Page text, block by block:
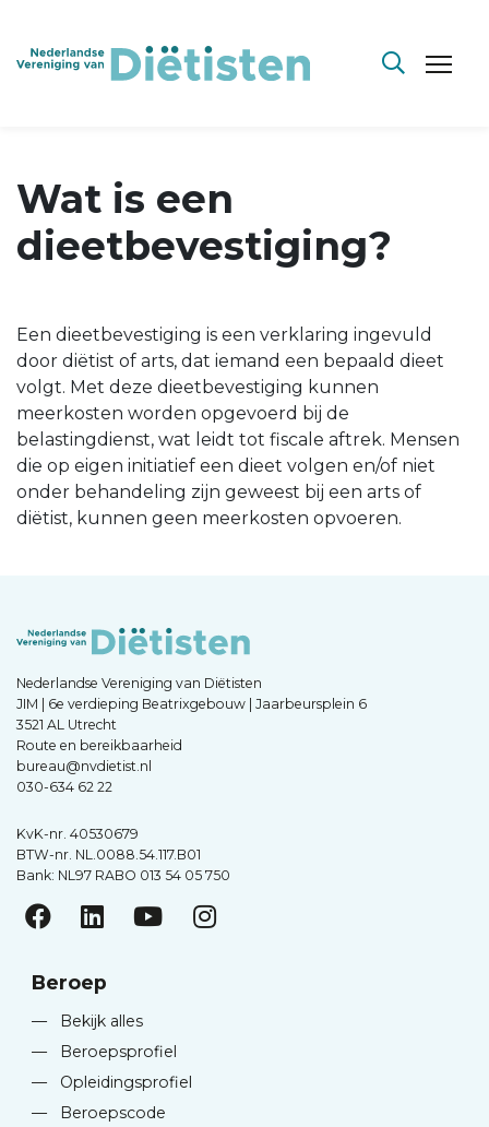
Wat is een
dieetbevestiging?
Een dieetbevestiging is een verklaring ingevuld
door diëtist of arts, dat iemand een bepaald dieet
volgt. Met deze dieetbevestiging kunnen
meerkosten worden opgevoerd bij de
belastingdienst, wat leidt tot fiscale aftrek. Mensen
die op eigen initiatief een dieet volgen en/of niet
onder behandeling zijn geweest bij een arts of
diëtist, kunnen geen meerkosten opvoeren.
Nederlandse Vereniging van Diëtisten
JIM | 6e verdieping Beatrixgebouw | Jaarbeursplein 6
3521 AL Utrecht
Route en bereikbaarheid
bureau@nvdietist.nl
030-634 62 22
KvK-nr. 40530679
BTW-nr. NL.0088.54.117.B01
Bank: NL97 RABO 013 54 05 750
Beroep
—
Bekijk alles
—
Beroepsprofiel
—
Opleidingsprofiel
—
Beroepscode